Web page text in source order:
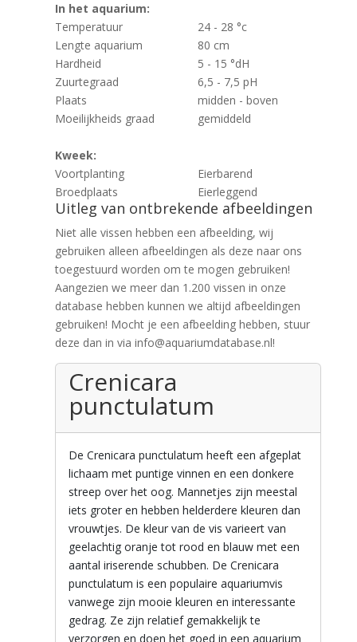
In het aquarium:
Temperatuur
24 - 28 °c
Lengte aquarium
80 cm
Hardheid
5 - 15 °dH
Zuurtegraad
6,5 - 7,5 pH
Plaats
midden - boven
Moeilijkheids graad
gemiddeld
Kweek:
Voortplanting
Eierbarend
Broedplaats
Eierleggend
Uitleg van ontbrekende afbeeldingen
Niet alle vissen hebben een afbeelding, wij
gebruiken alleen afbeeldingen als deze naar ons
toegestuurd worden om te mogen gebruiken!
Aangezien we meer dan 1.200 vissen in onze
database hebben kunnen we altijd afbeeldingen
gebruiken! Mocht je een afbeelding hebben, stuur
deze dan in via info@aquariumdatabase.nl!
Crenicara
punctulatum
De Crenicara punctulatum heeft een afgeplat
lichaam met puntige vinnen en een donkere
streep over het oog. Mannetjes zijn meestal
iets groter en hebben helderdere kleuren dan
vrouwtjes. De kleur van de vis varieert van
geelachtig oranje tot rood en blauw met een
aantal iriserende schubben. De Crenicara
punctulatum is een populaire aquariumvis
vanwege zijn mooie kleuren en interessante
gedrag. Ze zijn relatief gemakkelijk te
verzorgen en doen het goed in een aquarium